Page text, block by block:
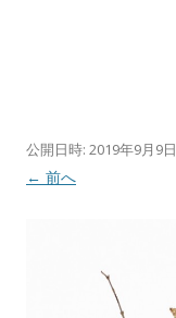
公開日時: 2019年9月9日
← 前へ